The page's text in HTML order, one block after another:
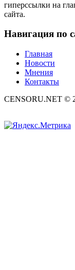
гиперссылки на
сайта.
Навигация по
Главная
Новости
Мнения
Контакты
CENSORU.NET ©